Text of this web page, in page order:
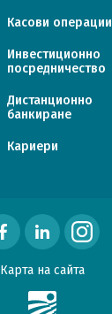
Касови операции
Инвестиционно
посредничество
Дистанционно
банкиране
Кариери
Карта на сайта